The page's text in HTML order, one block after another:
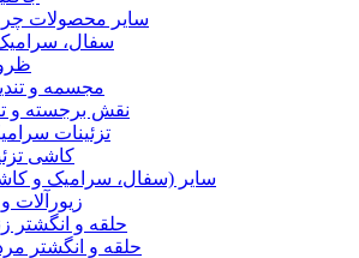
سایر محصولات
سفال،
مجسمه و
نقش برجسته و
تزئینات
کاشی
سایر (سفال، سرامیک و
زیورآلات
حلقه و انگشتر
حلقه و انگشتر